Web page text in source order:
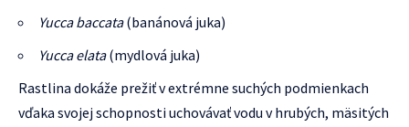
Yucca baccata(banánová juka)
Yucca elata(mydlová juka)
Rastlina dokáže prežiť v extrémne suchých podmienkach
vďaka svojej schopnosti uchovávať vodu v hrubých, mäsitých